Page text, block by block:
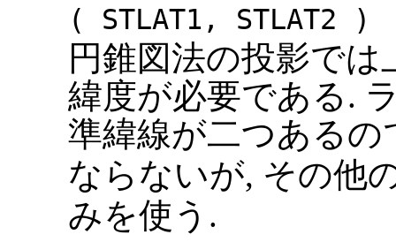
( STLAT1, STLAT2 )
円錐図法の投影で
緯度が必要である.
準緯線が二つある
ならないが, その他
みを使う.